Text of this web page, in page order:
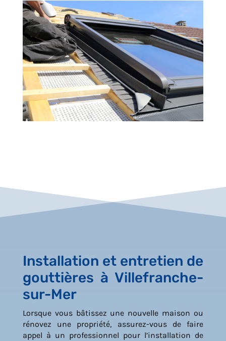
Installation et entretien de
gouttières à Villefranche-
sur-Mer
Lorsque vous bâtissez une nouvelle maison ou
rénovez une propriété, assurez-vous de faire
appel à un professionnel pour l’installation de